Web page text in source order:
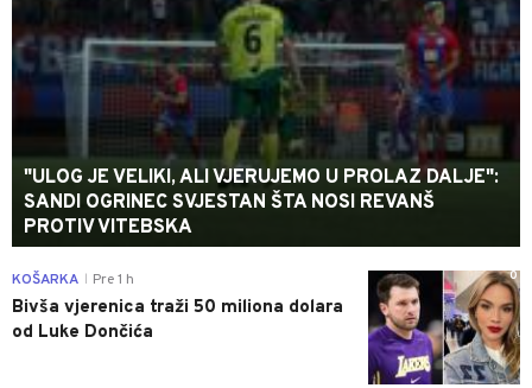
"ULOG JE VELIKI, ALI VJERUJEMO U PROLAZ DALJE":
SANDI OGRINEC SVJESTAN ŠTA NOSI REVANŠ
PROTIV VITEBSKA
0
KOŠARKA Pre 1 h
Bivša vjerenica traži 50 miliona dolara
od Luke Dončića